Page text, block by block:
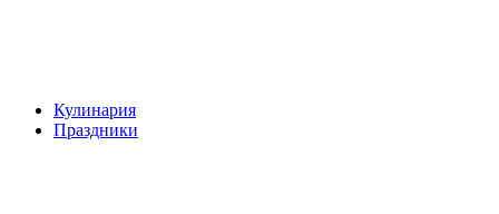
Кулинария
Праздники